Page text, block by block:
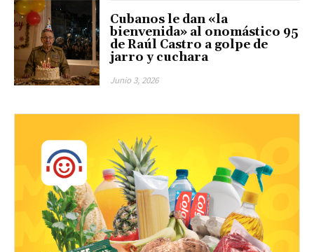
Cubanos le dan «la
bienvenida» al onomástico 95
de Raúl Castro a golpe de
jarro y cuchara
Junio 3, 2026